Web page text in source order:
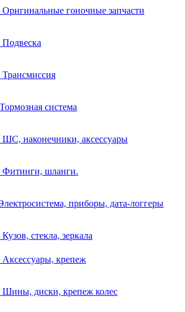
Оригинальные гоночные запчасти
Подвеска
Трансмиссия
Тормозная система
ШС, наконечники, аксессуары
Фитинги, шланги.
приборы, дата-логгеры
Кузов, стекла, зеркала
Аксессуары, крепеж
Шины, диски, крепеж колес